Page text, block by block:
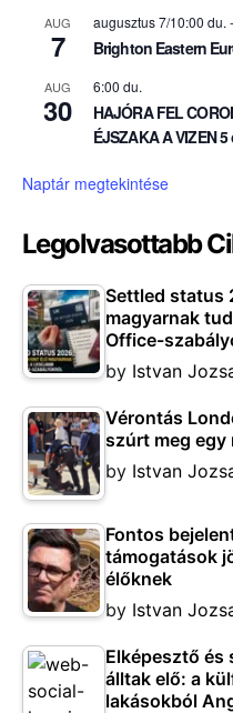
AUG
7
augusztus 7/10:00 du. -
Brighton Eastern
AUG
30
6:00 du.
HAJÓRA FEL
ÉJSZAKA A VIZEN
Naptár megtekintése
Legolvasottabb
Settled status
magyarnak
Office-
by Istvan
Vérontás
szúrt meg egy
by Istvan
Fontos
támogatások
élőknek
by Istvan
Elképesztő
álltak elő: a
lakásokból